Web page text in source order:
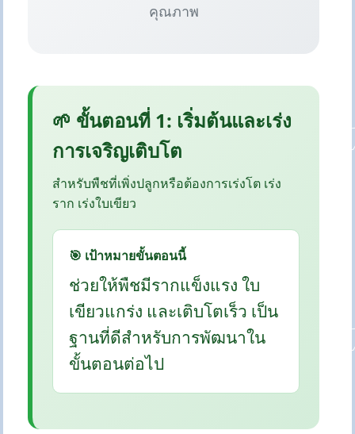
คุณภาพ
🌱 ขั้นตอนที่ 1: เริ่มต้นและเร่ง
การเจริญเติบโต
สำหรับพืชที่เพิ่งปลูกหรือต้องการเร่งโต เร่ง
ราก เร่งใบเขียว
🎯 เป้าหมายขั้นตอนนี้
ช่วยให้พืชมีรากแข็งแรง ใบ
เขียวแกร่ง และเติบโตเร็ว เป็น
ฐานที่ดีสำหรับการพัฒนาใน
ขั้นตอนต่อไป